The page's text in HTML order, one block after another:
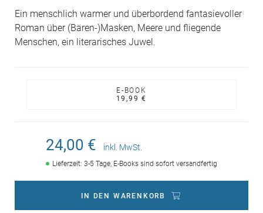
Ein menschlich warmer und überbordend fantasievoller
Roman über (Bären-)Masken, Meere und fliegende
Menschen, ein literarisches Juwel.
E-BOOK
19,99 €
24,00 € inkl. MwSt.
Lieferzeit: 3-5 Tage, E-Books sind sofort versandfertig
IN DEN WARENKORB